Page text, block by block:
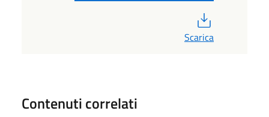
Scarica
Contenuti correlati